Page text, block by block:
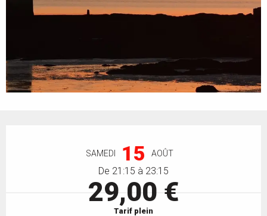
SAMEDI 15 AOÛT
De 21:15 à 23:15
29,00 €
Tarif plein